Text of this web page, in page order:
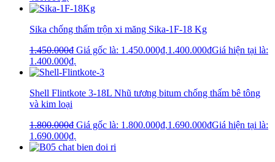
Sika chống thấm trộn xi măng Sika-1F-18 Kg
1.450.000₫ Giá gốc là: 1.450.000₫.1.400.000₫Giá hiện tại là:
1.400.000₫.
Shell Flintkote 3-18L Nhũ tương bitum chống thấm bê tông
và kim loại
1.800.000₫ Giá gốc là: 1.800.000₫.1.690.000₫Giá hiện tại là:
1.690.000₫.